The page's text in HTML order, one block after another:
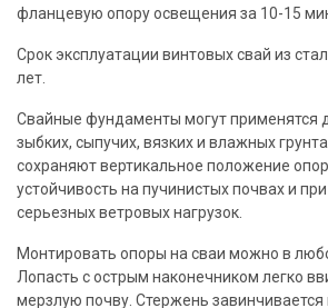
фланцевую опору освещения за 10-15
Срок эксплуатации винтовыхсвай из
лет
Свайные фундаменты могут применятся
зыбких, сыпучих, вязких и влажных
сохраняют вертикальное положение
устойчивость на пучинистых почвах и
серьезных ветровых нагрузок.
Монтировать опоры на сваи можно в
Лопасть с острым наконечником легко
мерзлую почву. Стержень завинчивается